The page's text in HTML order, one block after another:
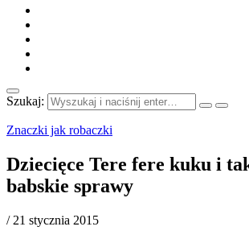
Szukaj:
Znaczki jak robaczki
Dziecięce Tere fere kuku i
babskie sprawy
/ 21 stycznia 2015